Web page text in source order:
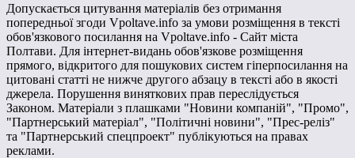
Допускається цитування матеріалів без отримання
попередньої згоди Vpoltave.info за умови розміщення в тексті
обов'язкового посилання на Vpoltave.info - Сайт міста
Полтави. Для інтернет-видань обов'язкове розміщення
прямого, відкритого для пошукових систем гіперпосилання на
цитовані статті не нижче другого абзацу в тексті або в якості
джерела. Порушення виняткових прав переслідується
Законом. Матеріали з плашками "Новини компаній", "Промо",
"Партнерський матеріал", "Політичні новини", "Прес-реліз"
та "Партнерський спецпроект" публікуються на правах
реклами.